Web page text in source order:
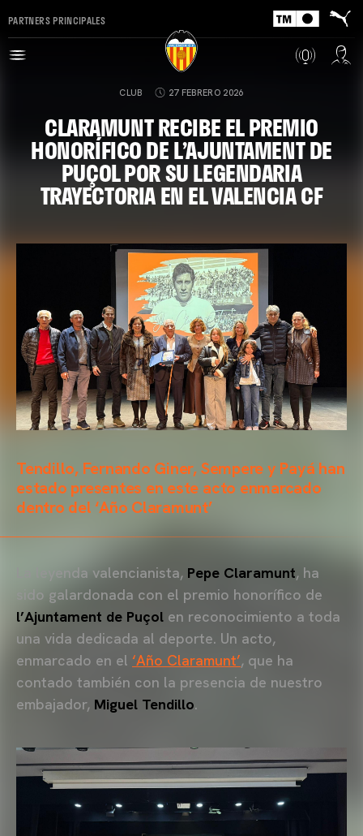
PARTNERS PRINCIPALES
CLUB 27 FEBRERO 2026
CLARAMUNT RECIBE EL PREMIO
HONORÍFICO DE L’AJUNTAMENT DE
PUÇOL POR SU LEGENDARIA
TRAYECTORIA EN EL VALENCIA CF
Tendillo, Fernando Giner, Sempere y Payá han
estado presentes en este acto enmarcado
dentro del ‘Año Claramunt’
La leyenda valencianista, Pepe Claramunt, ha
sido galardonada con el premio honorífico de
l’Ajuntament de Puçol en reconocimiento a toda
una vida dedicada al deporte. Un acto,
enmarcado en el ‘Año Claramunt’, que ha
contado también con la presencia de nuestro
embajador, Miguel Tendillo.